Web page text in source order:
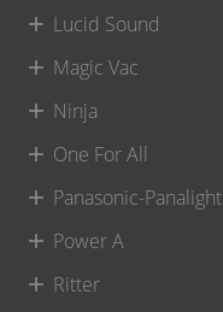
Lucid Sound
Magic Vac
Ninja
One For All
Panasonic-Panalight
Power A
Ritter